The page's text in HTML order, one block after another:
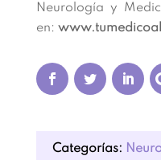
Neurología y
en:
Categorías: